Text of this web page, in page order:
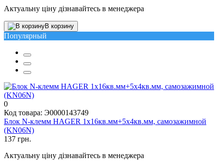
Актуальну ціну дізнавайтесь в менеджера
В корзину
Популярный
0
Код товара: Э0000143749
Блок N-клемм HAGER 1x16кв.мм+5x4кв.мм, самозажимной
(KN06N)
137 грн.
Актуальну ціну дізнавайтесь в менеджера